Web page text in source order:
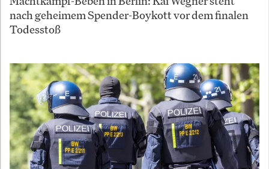
nach geheimem Spender-Boykott vor dem finalen
Todesstoß